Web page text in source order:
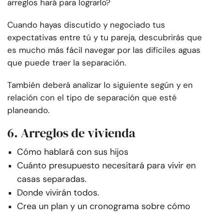
arreglos hará para lograrlo?
Cuando hayas discutido y negociado tus
expectativas entre tú y tu pareja, descubrirás que
es mucho más fácil navegar por las difíciles aguas
que puede traer la separación.
También deberá analizar lo siguiente según y en
relación con el tipo de separación que esté
planeando.
6. Arreglos de vivienda
Cómo hablará con sus hijos
Cuánto presupuesto necesitará para vivir en
casas separadas.
Donde vivirán todos.
Crea un plan y un cronograma sobre cómo